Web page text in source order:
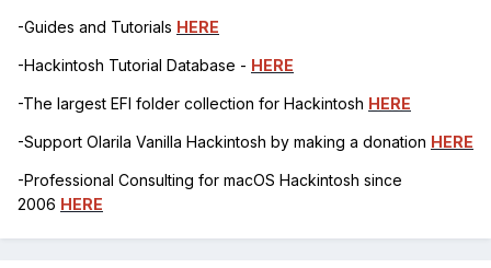
-Guides and Tutorials HERE
-Hackintosh Tutorial Database - HERE
-The largest EFI folder collection for Hackintosh HERE
-Support Olarila Vanilla Hackintosh by making a donation HERE
-Professional Consulting for macOS Hackintosh since
2006 HERE